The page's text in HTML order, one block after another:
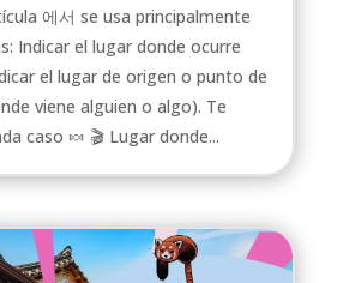
에서 se usa principalmente
Indicar el lugar donde ocurre
el lugar de origen o punto de
viene alguien o algo). Te
caso 🍬 🎬 Lugar donde...